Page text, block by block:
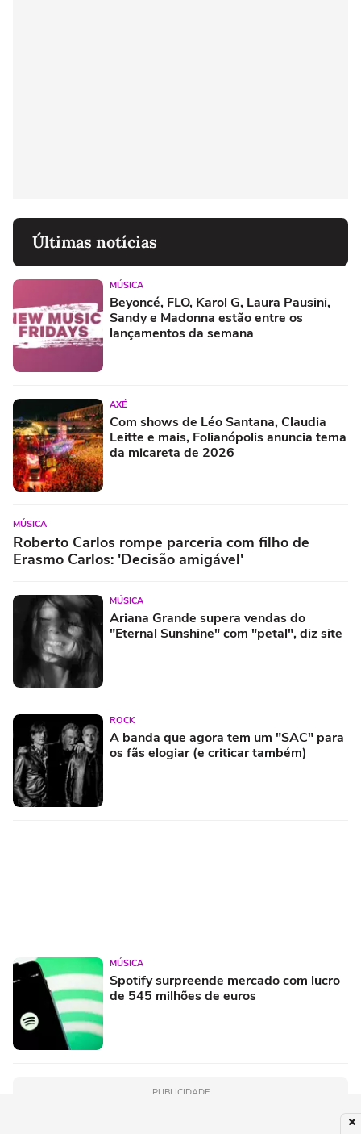
Últimas notícias
MÚSICA
Beyoncé, FLO, Karol G, Laura Pausini,
Sandy e Madonna estão entre os
lançamentos da semana
AXÉ
Com shows de Léo Santana, Claudia
Leitte e mais, Folianópolis anuncia tema
da micareta de 2026
MÚSICA
Roberto Carlos rompe parceria com filho de
Erasmo Carlos: 'Decisão amigável'
MÚSICA
Ariana Grande supera vendas do
"Eternal Sunshine" com "petal", diz site
ROCK
A banda que agora tem um "SAC" para
os fãs elogiar (e criticar também)
MÚSICA
Spotify surpreende mercado com lucro
de 545 milhões de euros
PUBLICIDADE